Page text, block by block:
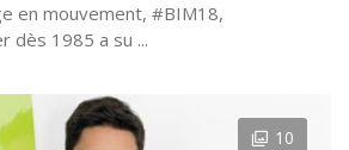
en mouvement, #BIM18,
dès 1985 a su ...
10